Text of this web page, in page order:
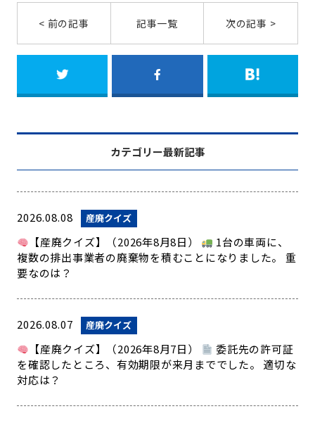
< 前の記事 記事一覧 次の記事 >
カテゴリー最新記事
2026.08.08 産廃クイズ
【産廃クイズ】（2026年8月8日）
1台の車両に、
複数の排出事業者の廃棄物を積むことになりました。 重
要なのは？
2026.08.07 産廃クイズ
【産廃クイズ】（2026年8月7日）
委託先の許可証
を確認したところ、有効期限が来月まででした。 適切な
対応は？